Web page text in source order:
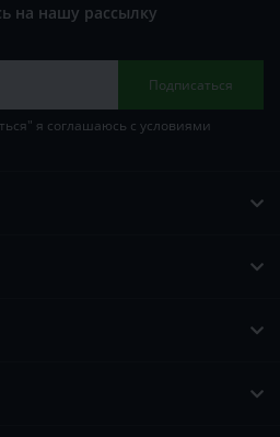
на нашу рассылку
Подписаться
я соглашаюсь с условиями